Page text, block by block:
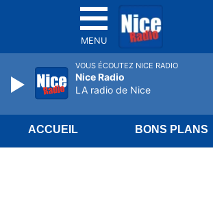
MENU
ACCUEIL BONS PLANS
VOUS ÉCOUTEZ NICE RADIO
Nice Radio
LA radio de Nice